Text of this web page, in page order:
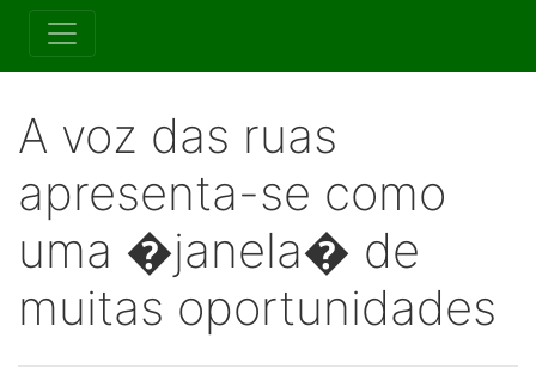
A voz das ruas
apresenta-se como
uma �janela� de
muitas oportunidades